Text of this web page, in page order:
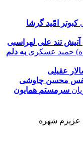
کبوتر امّید گرشا
آتیش تند علی لهراسبی
به دلم
عقیلی
محسن چاوشی
سرمستم همایون
عزیزم شهره